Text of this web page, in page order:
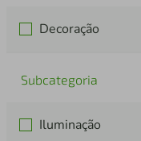
Decoração
Subcategoria
Iluminação